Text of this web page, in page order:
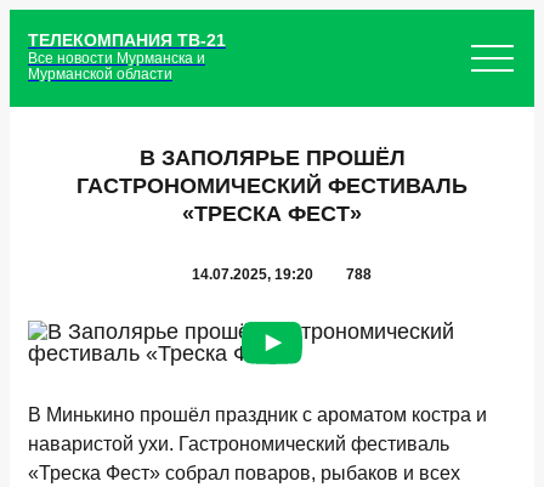
ТЕЛЕКОМПАНИЯ ТВ-21
Все новости Мурманска и
Мурманской области
В ЗАПОЛЯРЬЕ ПРОШЁЛ
ГАСТРОНОМИЧЕСКИЙ ФЕСТИВАЛЬ
«ТРЕСКА ФЕСТ»
14.07.2025, 19:20 788
В Минькино прошёл праздник с ароматом костра и
наваристой ухи. Гастрономический фестиваль
«Треска Фест» собрал поваров, рыбаков и всех